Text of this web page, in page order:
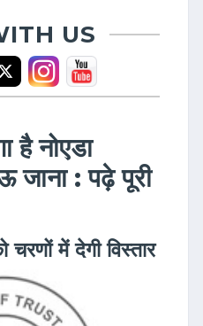
US
है नोएडा
जाना : पढ़े पूरी
में देगी विस्तार